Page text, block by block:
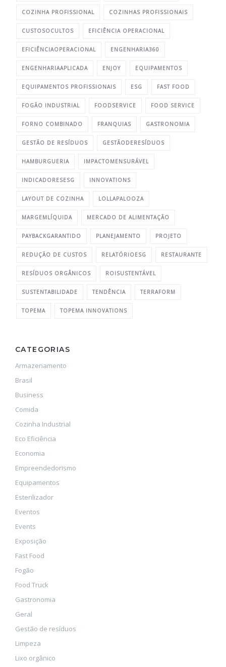
COZINHA PROFISSIONAL COZINHAS PROFISSIONAIS
CUSTOSOCULTOS EFICIÊNCIA OPERACIONAL
EFICIÊNCIAOPERACIONAL ENGENHARIA360
ENGENHARIAAPLICADA ENJOY EQUIPAMENTOS
EQUIPAMENTOS PROFISSIONAIS ESG FAST FOOD
FOGÃO INDUSTRIAL FOODSERVICE FOOD SERVICE
FORNO COMBINADO FRANQUIAS GASTRONOMIA
GESTÃO DE RESÍDUOS GESTÃODERESÍDUOS
HAMBURGUERIA IMPACTOMENSURÁVEL
INDICADORESESG INNOVATIONS
LAYOUT DE COZINHA LOLLAPALOOZA
MARGEMLÍQUIDA MERCADO DE ALIMENTAÇÃO
PAYBACKGARANTIDO PLANEJAMENTO PROJETO
REDUÇÃO DE CUSTOS RELATÓRIOESG RESTAURANTE
RESÍDUOS ORGÂNICOS ROISUSTENTÁVEL
SUSTENTABILIDADE TENDÊNCIA TERRAFORM
TOPEMA TOPEMA INNOVATIONS
CATEGORIAS
Armazenamento
Brasil
Business
Comida
Cozinha Industrial
Eco Eficiência
Economia
Empreendedorismo
Equipamentos
Esterilizador
Eventos
Events
Exposição
Fast Food
Fogão
Food Truck
Gastronomia
Geral
Gestão de resíduos
Limpeza
Lixo orgânico